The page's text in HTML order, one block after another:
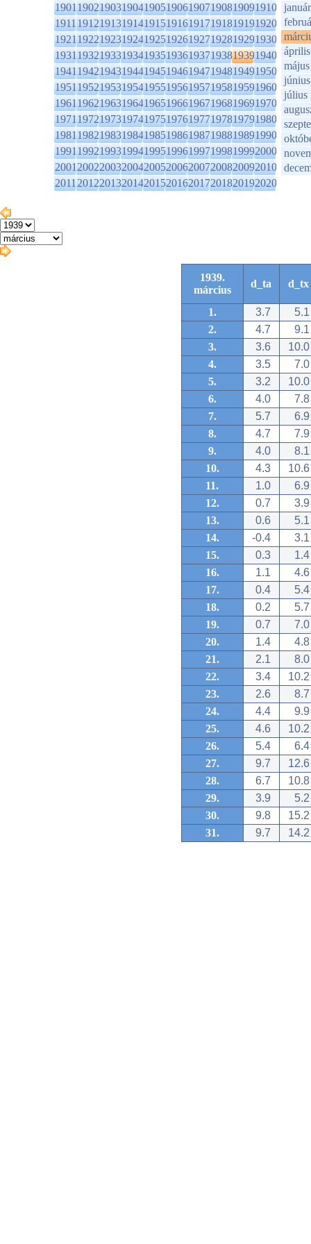
1901190219031904190519061907190819091910
1911191219131914191519161917191819191920
1921192219231924192519261927192819291930
1931193219331934193519361937193819391940
1941194219431944194519461947194819491950
1951195219531954195519561957195819591960
1961196219631964196519661967196819691970
1971197219731974197519761977197819791980
1981198219831984198519861987198819891990
1991199219931994199519961997199819992000
2001200220032004200520062007200820092010
2011201220132014201520162017201820192020
január
április
május
június
július
1939.
március
d_ta d_tx
1. 3.7
5.1
2.
4.7
9.1
3.
3.6
10.0
4.
3.5
7.0
5.
3.2
10.0
6.
4.0
7.8
7.
5.7
6.9
8.
4.7
7.9
9.
4.0
8.1
10.
4.3
10.6
11.
1.0
6.9
12.
0.7
3.9
13.
0.6
5.1
14.
-0.4
3.1
15.
0.3
1.4
16.
1.1
4.6
17.
0.4
5.4
18.
0.2
5.7
19.
0.7
7.0
20.
1.4
4.8
21.
2.1
8.0
22.
3.4
10.2
23.
2.6
8.7
24.
4.4
9.9
25.
4.6
10.2
26.
5.4
6.4
27.
9.7
12.6
28.
6.7
10.8
29.
3.9
5.2
30.
9.8
15.2
31.
9.7 14.2